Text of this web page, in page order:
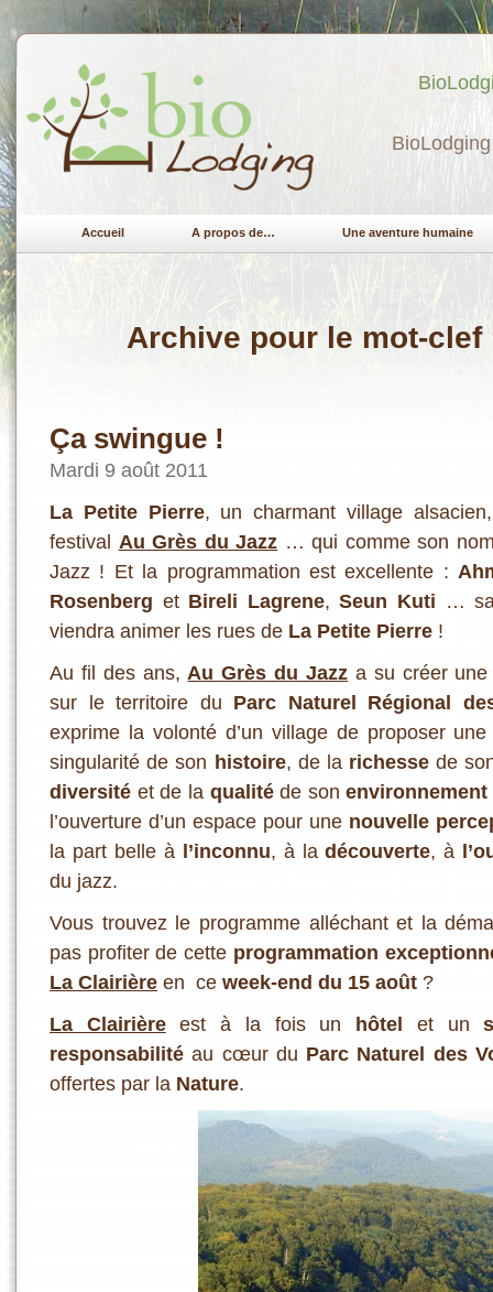
Accueil A propos de… Une aventure humaine
Archive pour le mot-clef
Ça swingue !
Mardi 9 août 2011
La Petite Pierre, un charmant village
festival Au Grès du Jazz … qui comme son
Jazz ! Et la programmation est excellente :
Rosenberg et Bireli Lagrene,Seun Kuti …
viendra animer les rues de La Petite Pierre !
Au fil des ans, Au Grès du Jazz a su créer
sur le territoire du Parc Naturel Régional
exprime la volonté d’un village de proposer
singularité de son histoire, de la richesse de
diversité et de la qualitéde son
l’ouverture d’un espace pour une nouvelle
la part belle à l’inconnu, à ladécouverte, à
du jazz.
Vous trouvez le programme alléchant et la
pas profiter de cette programmation
La Clairière en ce week-end du 15 août ?
La Clairièreest à la fois un hôtel et un
responsabilité au cœur du Parc Naturel des
offertes par la Nature.